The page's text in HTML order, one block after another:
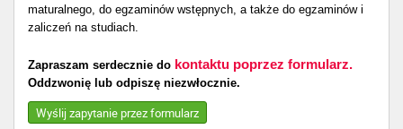
maturalnego, do egzaminów wstępnych, a także do egzaminów i
zaliczeń na studiach.
Zapraszam serdecznie do kontaktu poprzez formularz.
Oddzwonię lub odpiszę niezwłocznie.
Wyślij zapytanie przez formularz